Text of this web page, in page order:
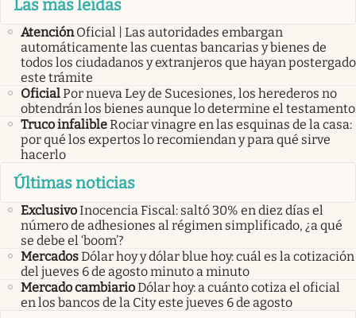
Las más leídas
Atención Oficial | Las autoridades embargan
automáticamente las cuentas bancarias y bienes de
todos los ciudadanos y extranjeros que hayan postergado
este trámite
OficialPor nueva Ley de Sucesiones, los herederos no
obtendrán los bienes aunque lo determine el testamento
Truco infalibleRociar vinagre en las esquinas de la casa:
por qué los expertos lo recomiendan y para qué sirve
hacerlo
Últimas noticias
ExclusivoInocencia Fiscal: saltó 30% en diez días el
número de adhesiones al régimen simplificado, ¿a qué
se debe el ‘boom’?
MercadosDólar hoy y dólar blue hoy: cuál es la cotización
del jueves 6 de agosto minuto a minuto
Mercado cambiarioDólar hoy: a cuánto cotiza el oficial
en los bancos de la City este jueves 6 de agosto